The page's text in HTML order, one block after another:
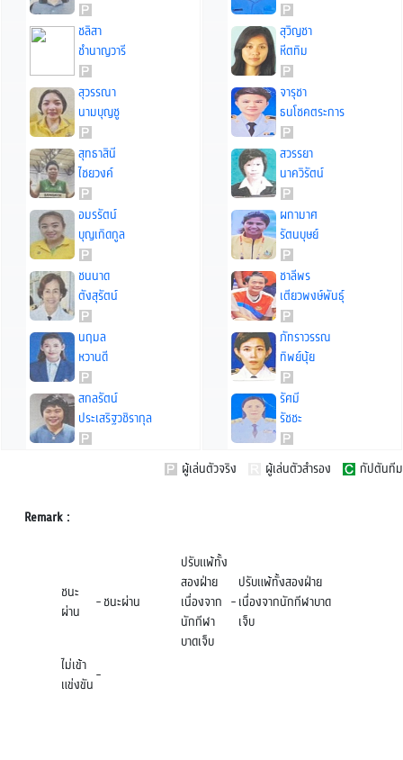
ชลิสา
ชำนาญวารี
สุวรรณา
นามบุญชู
สุทธาสินี
ไชยวงค์
อมรรัตน์
บุญเกิดกูล
ชนนาด
ตังสุรัตน์
นฤมล
หวานดี
สกลรัตน์
ประเสริฐวชิรากุล
สุวิญชา
หีตทิม
จารุชา
ธนโชคตระการ
สวรรยา
นาควิรัตน์
ผกามาศ
รัตนบุษย์
ชาลีพร
เตียวพงษ์พันธุ์
ภัทราวรรณ
ทิพย์นุ้ย
รัศมี
รัชชะ
ผู้เล่นตัวจริง ผู้เล่นตัวสำรอง กัปตันทีม
Remark :
ชนะ
ผ่าน
-ชนะผ่าน
ปรับแพ้ทั้ง
สองฝ่าย
เนื่องจาก
นักกีฬา
บาดเจ็บ
-
ปรับแพ้ทั้งสองฝ่าย
เนื่องจากนักกีฬาบาด
เจ็บ
ไม่เข้า
แข่งขัน
-